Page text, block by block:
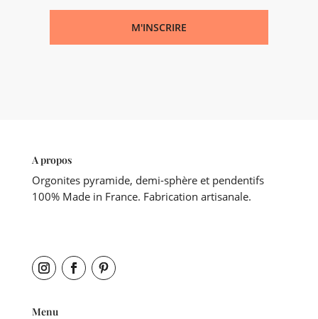
M'INSCRIRE
A propos
Orgonites pyramide, demi-sphère et pendentifs
100% Made in France. Fabrication artisanale.
Menu